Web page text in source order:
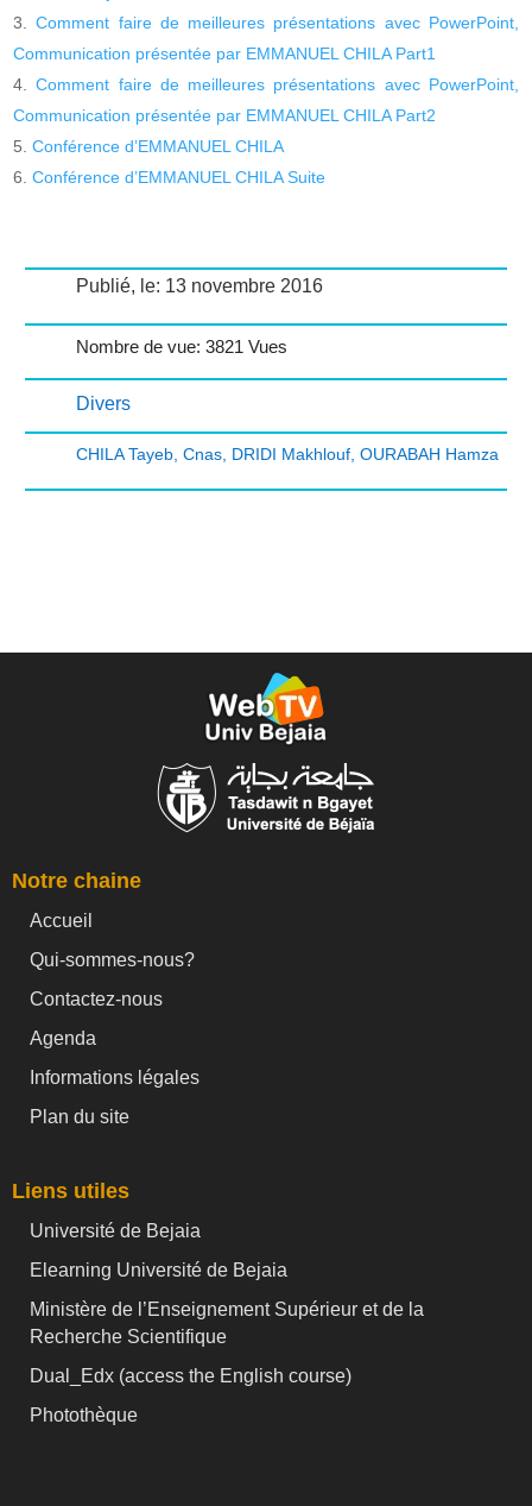
Comment faire de meilleures présentations avec PowerPoint,
Communication présentée par EMMANUEL CHILA Part1
Comment faire de meilleures présentations avec PowerPoint,
Communication présentée par EMMANUEL CHILA Part2
Conférence d’EMMANUEL CHILA
Conférence d’EMMANUEL CHILA Suite
Publié, le: 13 novembre 2016
Nombre de vue: 3821 Vues
Divers
CHILA Tayeb, Cnas, DRIDI Makhlouf, OURABAH Hamza
Notre chaine
Accueil
Qui-sommes-nous?
Contactez-nous
Agenda
Informations légales
Plan du site
Liens utiles
Université de Bejaia
Elearning Université de Bejaia
Ministère de l’Enseignement Supérieur et de la
Recherche Scientifique
Dual_Edx (access the English course)
Photothèque